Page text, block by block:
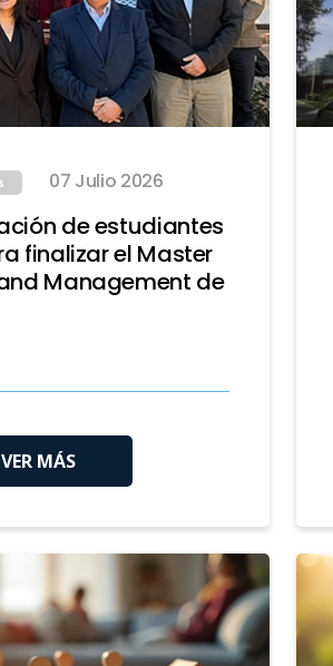
07 Julio 2026
de estudiantes
finalizar el Master
Management de
VER MÁS